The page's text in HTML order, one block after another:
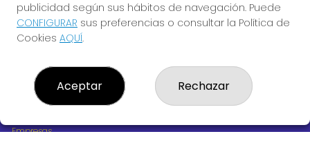
¿Quiénes somos?
Comprar lotería
Resultados
Empresas
publicidad según sus hábitos de navegación. Puede
CONFIGURAR sus preferencias o consultar la Política de
Cookies AQUÍ.
Aceptar Rechazar